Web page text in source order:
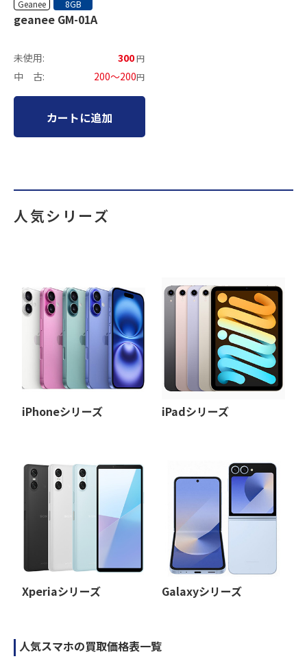
Geanee 8GB
geanee GM-01A
未使用: 300円
中 古: 200～200円
カートに追加
人気シリーズ
iPhoneシリーズ iPadシリーズ
Xperiaシリーズ Galaxyシリーズ
人気スマホの買取価格表一覧